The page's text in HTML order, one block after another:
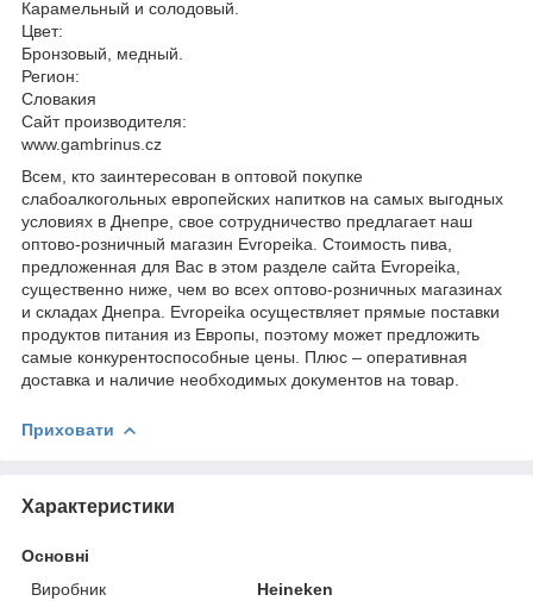
Карамельный и солодовый.
Цвет:
Бронзовый, медный.
Регион:
Словакия
Сайт производителя:
www.gambrinus.cz
Всем, кто заинтересован в оптовой покупке
слабоалкогольных европейских напитков на самых выгодных
условиях в Днепре, свое сотрудничество предлагает наш
оптово-розничный магазин Evropeika. Стоимость пива,
предложенная для Вас в этом разделе cайта Evropeika,
существенно ниже, чем во всех оптово-розничных магазинах
и складах Днепра. Evropeika осуществляет прямые поставки
продуктов питания из Европы, поэтому может предложить
самые конкурентоспособные цены. Плюс – оперативная
доставка и наличие необходимых документов на товар.
Приховати
Характеристики
Основні
Виробник
Heineken